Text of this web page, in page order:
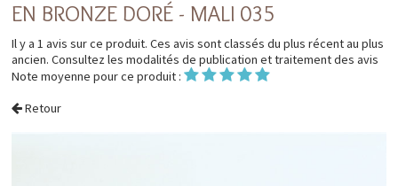
EN BRONZE DORÉ - MALI 035
Il y a 1 avis sur ce produit. Ces avis sont classés du plus récent au plus
ancien. Consultez lesmodalités de publication et traitement des avis
Note moyenne pour ce produit :
Retour